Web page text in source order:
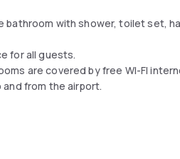
bathroom with shower, toilet set,
for all guests.
are covered by free WI-FI
from the airport.